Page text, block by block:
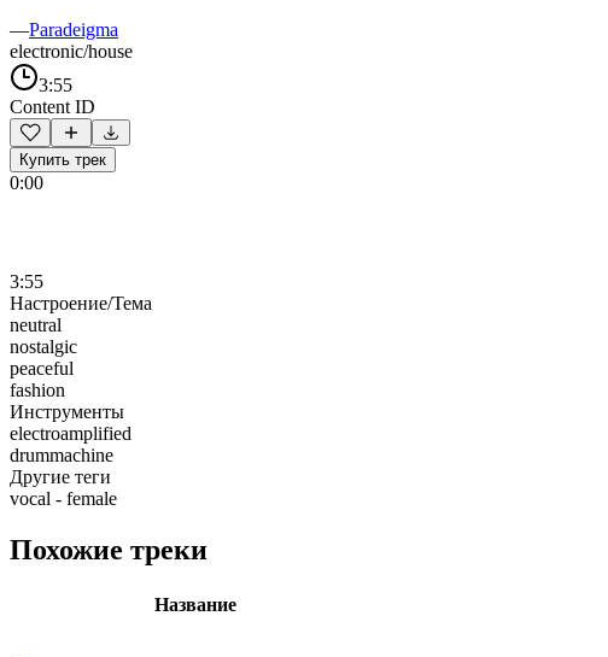
—Paradeigma
electronic/house
3:55
Content ID
Купить трек
0:00
3:55
Настроение/Тема
neutral
nostalgic
peaceful
fashion
Инструменты
electroamplified
drummachine
Другие теги
vocal - female
Похожие треки
Название